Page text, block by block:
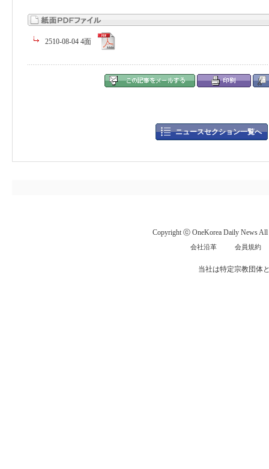
2510-08-04 4面
ニュースセクション一覧へ
Copyright ⓒ OneKorea Daily News All
会社沿革 会員規約
当社は特定宗教団体